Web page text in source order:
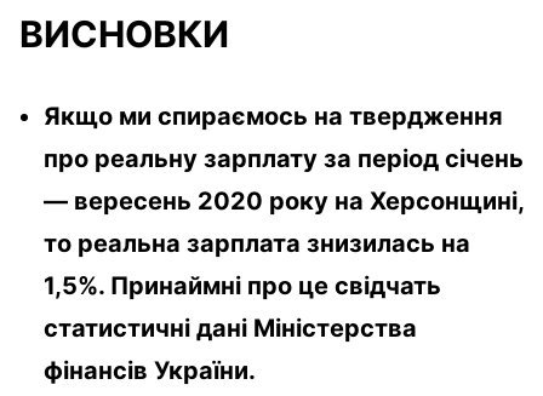
ВИСНОВКИ
Якщо ми спираємось на твердження
про реальну зарплату за період січень
— вересень 2020 року на Херсонщині,
то реальна зарплата знизилась на
1,5%. Принаймні про це свідчать
статистичні дані Міністерства
фінансів України.